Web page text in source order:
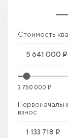
Стоимость
3 750 000 ₽
взнос